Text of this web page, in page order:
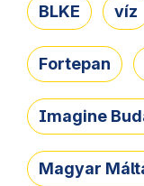
BLKE víz
Fortepan
Imagine
Magyar